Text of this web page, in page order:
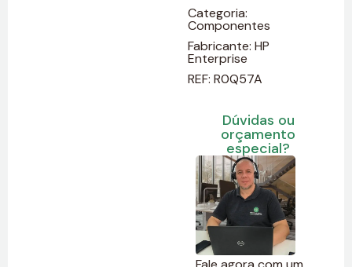
Categoria:
Componentes
Fabricante:HP
Enterprise
REF: R0Q57A
Dúvidas ou
orçamento
especial?